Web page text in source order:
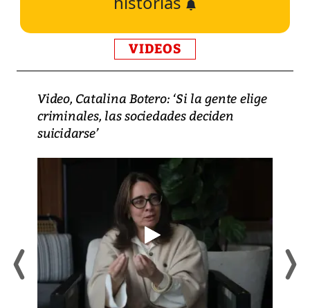
VIDEOS
Video, Catalina Botero: ‘Si la gente elige
criminales, las sociedades deciden
suicidarse’